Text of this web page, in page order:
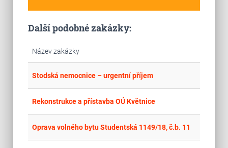
Další podobné zakázky:
Název zakázky
Stodská nemocnice – urgentní příjem
Rekonstrukce a přístavba OÚ Květnice
Oprava volného bytu Studentská 1149/18, č.b. 11